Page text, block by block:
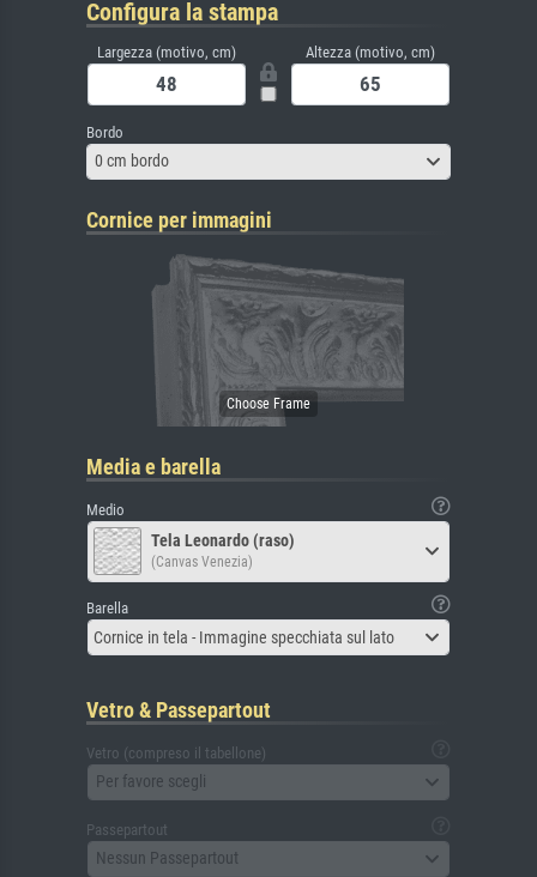
Configura la stampa
Largezza (motivo, cm) Altezza (motivo, cm)
Bordo
0 cm bordo
Cornice per immagini
Media e barella
Medio
Tela Leonardo (raso)
(Canvas Venezia)
Barella
Cornice in tela - Immagine specchiata sul lato
Vetro & Passepartout
Vetro (compreso il tabellone)
Per favore scegli
Passepartout
Nessun Passepartout